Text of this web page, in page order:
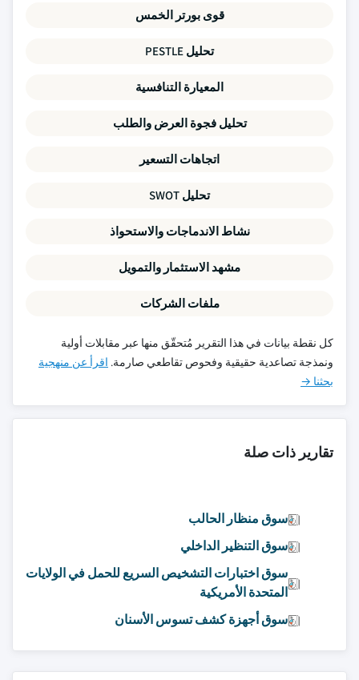
قوى بورتر الخمس
تحليل PESTLE
المعيارة التنافسية
تحليل فجوة العرض والطلب
اتجاهات التسعير
تحليل SWOT
نشاط الاندماجات والاستحواذ
مشهد الاستثمار والتمويل
ملفات الشركات
كل نقطة بيانات في هذا التقرير مُتحقّق منها عبر مقابلات أولية
ونمذجة تصاعدية حقيقية وفحوص تقاطعي صارمة. اقرأ عن منهجية
بحثنا →
تقارير ذات صلة
سوق منظار الحالب
سوق التنظير الداخلي
سوق اختبارات التشخيص السريع للحمل في الولايات
المتحدة الأمريكية
سوق أجهزة كشف تسوس الأسنان